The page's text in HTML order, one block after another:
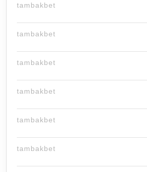
tambakbet
tambakbet
tambakbet
tambakbet
tambakbet
tambakbet